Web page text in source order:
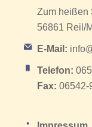
Zum heißen
56861 Reil/
E-Mail:
Telefon:
Fax: 06542-